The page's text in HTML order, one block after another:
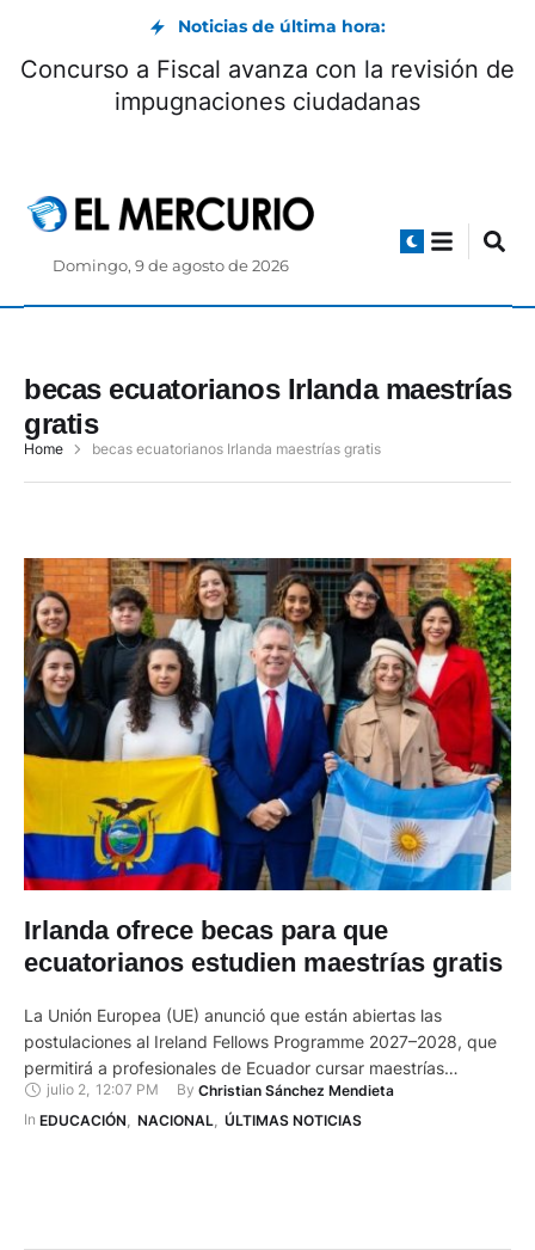
Noticias de última hora:
Concurso a Fiscal avanza con la revisión de
impugnaciones ciudadanas
Domingo, 9 de agosto de 2026
becas ecuatorianos Irlanda maestrías
gratis
Home becas ecuatorianos Irlanda maestrías gratis
Irlanda ofrece becas para que
ecuatorianos estudien maestrías gratis
La Unión Europea (UE) anunció que están abiertas las
postulaciones al Ireland Fellows Programme 2027–2028, que
permitirá a profesionales de Ecuador cursar maestrías
completamente financiadas por Irlanda. Se trata de un
programa de becas financiado en su totalidad por el Gobierno
julio 2, 12:07 PM By Christian Sánchez Mendieta
In EDUCACIÓN NACIONAL ÚLTIMAS NOTICIAS